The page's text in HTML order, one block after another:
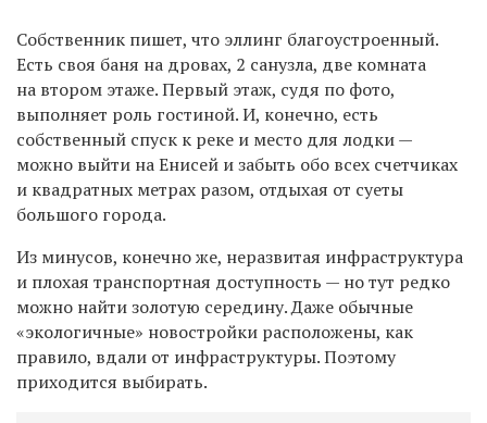
Собственник пишет, что эллинг благоустроенный.
Есть своя баня на дровах, 2 санузла, две комната
на втором этаже. Первый этаж, судя по фото,
выполняет роль гостиной. И, конечно, есть
собственный спуск к реке и место для лодки —
можно выйти на Енисей и забыть обо всех счетчиках
и квадратных метрах разом, отдыхая от суеты
большого города.
Из минусов, конечно же, неразвитая инфраструктура
и плохая транспортная доступность — но тут редко
можно найти золотую середину. Даже обычные
«экологичные» новостройки расположены, как
правило, вдали от инфраструктуры. Поэтому
приходится выбирать.